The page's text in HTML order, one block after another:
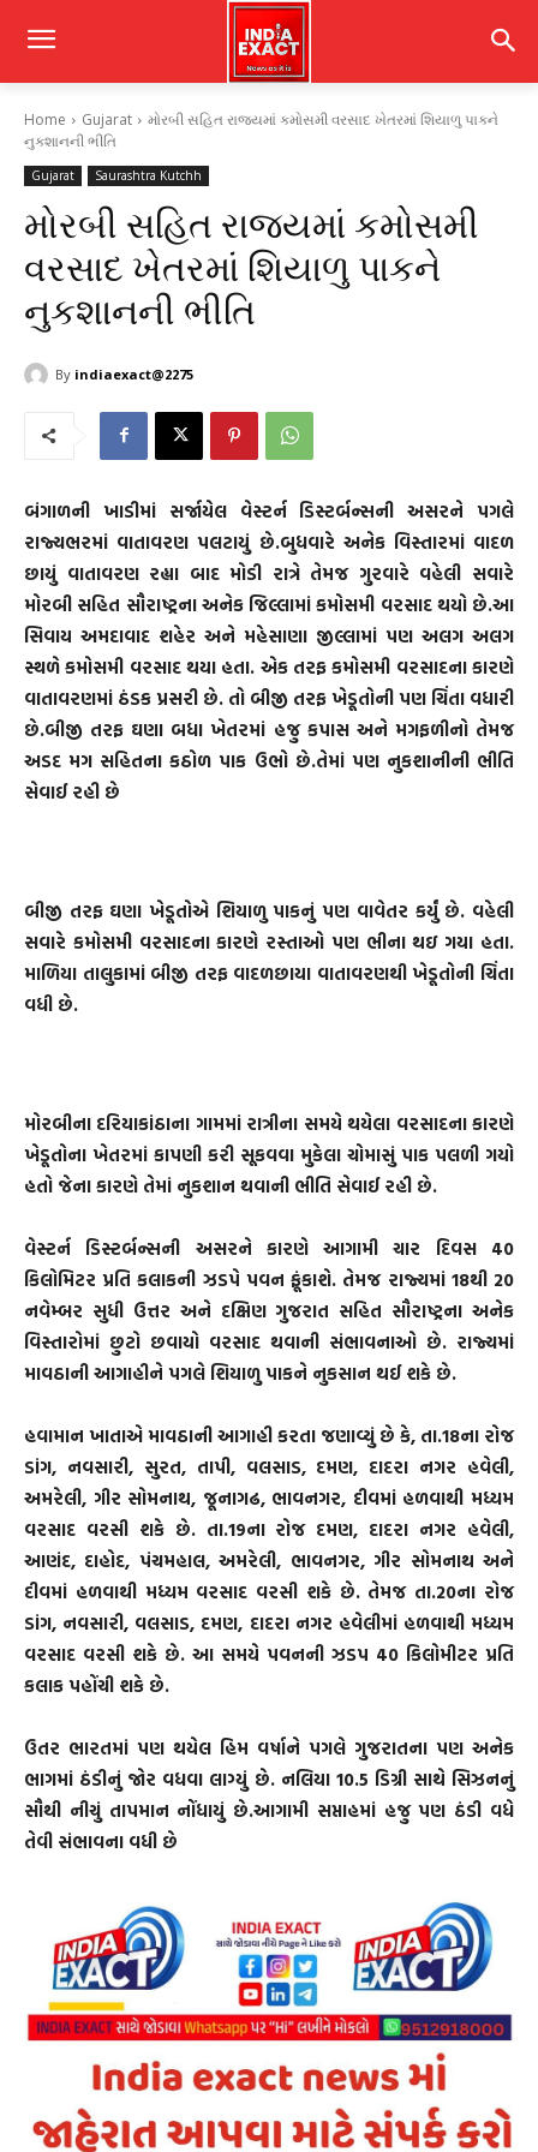
Home Gujarat
મોરબી સહિત રાજ્યમાં કમોસમી વરસાદ ખેતરમાં શિયાળુ પાકને
નુકશાનની ભીતિ
Gujarat Saurashtra Kutchh
મોરબી સહિત રાજ્યમાં કમોસમી
વરસાદ ખેતરમાં શિયાળુ પાકને
નુકશાનની ભીતિ
By indiaexact@2275
બંગાળની ખાડીમાં સર્જાયેલ વેસ્ટર્ન ડિસ્ટર્બન્સની અસરને પગલે
રાજ્યભરમાં વાતાવરણ પલટાયું છે.બુધવારે અનેક વિસ્તારમાં વાદળ
છાયું વાતાવરણ રહ્યા બાદ મોડી રાત્રે તેમજ ગુરવારે વહેલી સવારે
મોરબી સહિત સૌરાષ્ટ્રના અનેક જિલ્લામાં કમોસમી વરસાદ થયો છે.આ
સિવાય અમદાવાદ શહેર અને મહેસાણા જીલ્લામાં પણ અલગ અલગ
સ્થળે કમોસમી વરસાદ થયા હતા. એક તરફ કમોસમી વરસાદના કારણે
વાતાવરણમાં ઠંડક પ્રસરી છે. તો બીજી તરફ ખેડૂતોની પણ ચિંતા વધારી
છે.બીજી તરફ ઘણા બધા ખેતરમાં હજુ કપાસ અને મગફળીનો તેમજ
અડદ મગ સહિતના કઠોળ પાક ઉભો છે.તેમાં પણ નુકશાનીની ભીતિ
સેવાઈ રહી છે
બીજી તરફ ઘણા ખેડૂતોએ શિયાળુ પાકનું પણ વાવેતર કર્યું છે. વહેલી
સવારે કમોસમી વરસાદના કારણે રસ્તાઓ પણ ભીના થઇ ગયા હતા.
માળિયા તાલુકામાં બીજી તરફ વાદળછાયા વાતાવરણથી ખેડૂતોની ચિંતા
વધી છે.
મોરબીના દરિયાકાંઠાના ગામમાં રાત્રીના સમયે થયેલા વરસાદના કારણે
ખેડૂતોના ખેતરમાં કાપણી કરી સૂકવવા મુકેલા ચોમાસું પાક પલળી ગયો
હતો જેના કારણે તેમાં નુકશાન થવાની ભીતિ સેવાઈ રહી છે.
વેસ્ટર્ન ડિસ્ટર્બન્સની અસરને કારણે આગામી ચાર દિવસ 40
કિલોમિટર પ્રતિ કલાકની ઝડપે પવન ફૂંકાશે. તેમજ રાજ્યમાં 18થી 20
નવેમ્બર સુધી ઉત્તર અને દક્ષિણ ગુજરાત સહિત સૌરાષ્ટ્રના અનેક
વિસ્તારોમાં છુટો છવાયો વરસાદ થવાની સંભાવનાઓ છે. રાજ્યમાં
માવઠાની આગાહીને પગલે શિયાળુ પાકને નુકસાન થઈ શકે છે.
હવામાન ખાતાએ માવઠાની આગાહી કરતા જણાવ્યું છે કે, તા.18ના રોજ
ડાંગ, નવસારી, સુરત, તાપી, વલસાડ, દમણ, દાદરા નગર હવેલી,
અમરેલી, ગીર સોમનાથ, જૂનાગઢ, ભાવનગર, દીવમાં હળવાથી મધ્યમ
વરસાદ વરસી શકે છે. તા.19ના રોજ દમણ, દાદરા નગર હવેલી,
આણંદ, દાહોદ, પંચમહાલ, અમરેલી, ભાવનગર, ગીર સોમનાથ અને
દીવમાં હળવાથી મધ્યમ વરસાદ વરસી શકે છે. તેમજ તા.20ના રોજ
ડાંગ, નવસારી, વલસાડ, દમણ, દાદરા નગર હવેલીમાં હળવાથી મધ્યમ
વરસાદ વરસી શકે છે. આ સમયે પવનની ઝડપ 40 કિલોમીટર પ્રતિ
કલાક પહોંચી શકે છે.
ઉતર ભારતમાં પણ થયેલ હિમ વર્ષાને પગલે ગુજરાતના પણ અનેક
ભાગમાં ઠંડીનું જોર વધવા લાગ્યું છે. નલિયા 10.5 ડિગ્રી સાથે સિઝનનું
સૌથી નીચું તાપમાન નોંધાયું છે.આગામી સપ્તાહમાં હજુ પણ ઠંડી વધે
તેવી સંભાવના વધી છે